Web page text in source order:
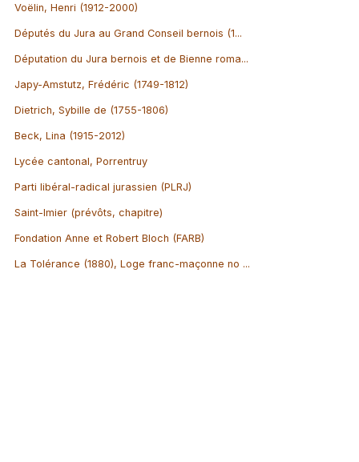
Voëlin, Henri (1912-2000)
Députés du Jura au Grand Conseil bernois (1...
Députation du Jura bernois et de Bienne roma...
Japy-Amstutz, Frédéric (1749-1812)
Dietrich, Sybille de (1755-1806)
Beck, Lina (1915-2012)
Lycée cantonal, Porrentruy
Parti libéral-radical jurassien (PLRJ)
Saint-Imier (prévôts, chapitre)
Fondation Anne et Robert Bloch (FARB)
La Tolérance (1880), Loge franc-maçonne no ...